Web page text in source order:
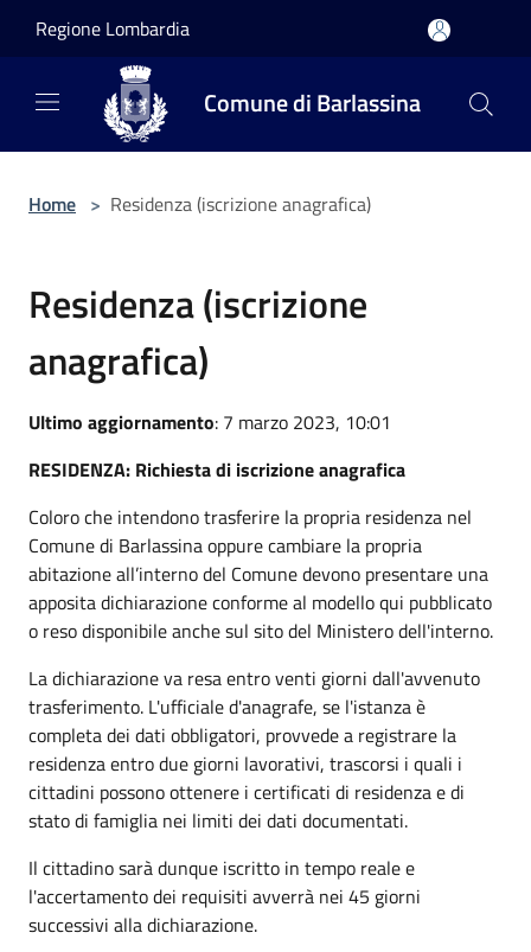
Regione Lombardia
Comune di Barlassina
Home > Residenza (iscrizione anagrafica)
Residenza (iscrizione
anagrafica)
Ultimo aggiornamento: 7 marzo 2023, 10:01
RESIDENZA: Richiesta di iscrizione anagrafica
Coloro che intendono trasferire la propria residenza nel
Comune di Barlassina oppure cambiare la propria
abitazione all’interno del Comune devono presentare una
apposita dichiarazione conforme al modello qui pubblicato
o reso disponibile anche sul sito del Ministero dell'interno.
La dichiarazione va resa entro venti giorni dall'avvenuto
trasferimento. L'ufficiale d'anagrafe, se l'istanza è
completa dei dati obbligatori, provvede a registrare la
residenza entro due giorni lavorativi, trascorsi i quali i
cittadini possono ottenere i certificati di residenza e di
stato di famiglia nei limiti dei dati documentati.
Il cittadino sarà dunque iscritto in tempo reale e
l'accertamento dei requisiti avverrà nei 45 giorni
successivi alla dichiarazione.